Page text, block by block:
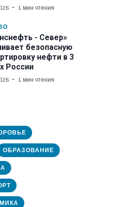
1 мин чтения
- Север»
безопасную
нефти в 3
России
1 мин чтения
ОБРАЗОВАНИЕ